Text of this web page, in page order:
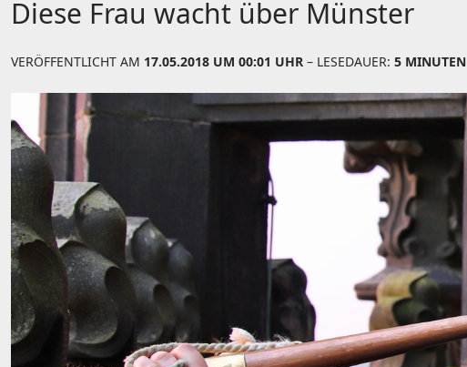
Diese Frau wacht über Münster
VERÖFFENTLICHT AM 17.05.2018 UM 00:01 UHR – LESEDAUER: 5 MINUTEN